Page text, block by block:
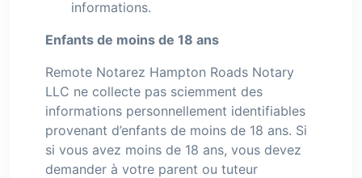
informations.
Enfants de moins de 18 ans
Remote Notarez Hampton Roads Notary
LLC ne collecte pas sciemment des
informations personnellement identifiables
provenant d’enfants de moins de 18 ans. Si
si vous avez moins de 18 ans, vous devez
demander à votre parent ou tuteur